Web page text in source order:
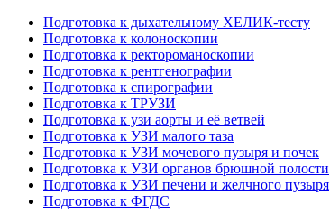
Подготовка к дыхательному ХЕЛИК-тесту
Подготовка к колоноскопии
Подготовка к ректороманоскопии
Подготовка к рентгенографии
Подготовка к спирографии
Подготовка к ТРУЗИ
Подготовка к узи аорты и её ветвей
Подготовка к УЗИ малого таза
Подготовка к УЗИ мочевого пузыря и почек
Подготовка к УЗИ органов брюшной полости
Подготовка к УЗИ печени и желчного пузыря
Подготовка к ФГДС